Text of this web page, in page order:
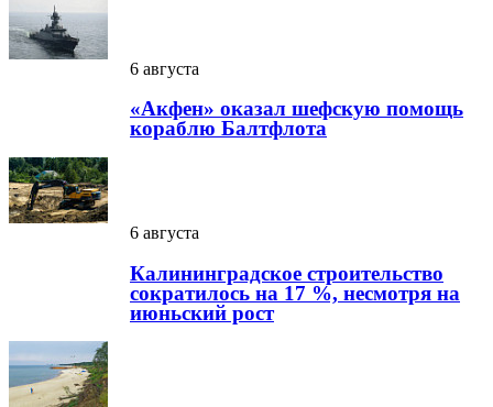
6 августа
«Акфен» оказал шефскую помощь
кораблю Балтфлота
6 августа
Калининградское строительство
сократилось на 17 %, несмотря на
июньский рост